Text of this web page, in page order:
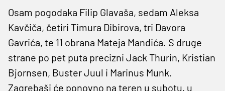
Osam pogodaka Filip Glavaša, sedam Aleksa
Kavčiča, četiri Timura Dibirova, tri Davora
Gavrića, te 11 obrana Mateja Mandića. S druge
strane po pet puta precizni Jack Thurin, Kristian
Bjornsen, Buster Juul i Marinus Munk.
Zagrebaši će ponovno na teren u subotu, u